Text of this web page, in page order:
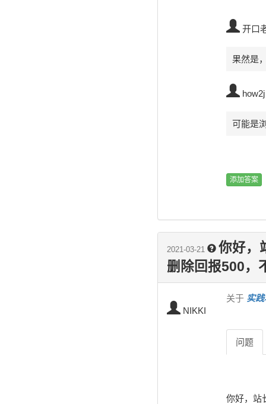
开口
果然是
how2j
可能是
2021-03-21
你好，
删除回报500，
NIKKI
关于 实
问题
你好，站